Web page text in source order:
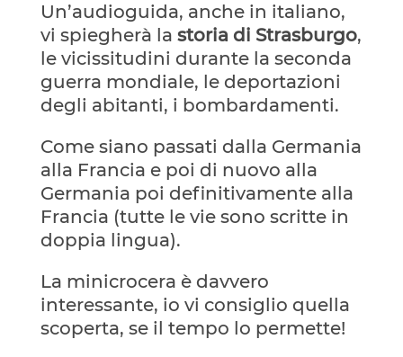
Un’audioguida, anche in italiano,
vi spiegherà la storia di Strasburgo,
le vicissitudini durante la seconda
guerra mondiale, le deportazioni
degli abitanti, i bombardamenti.
Come siano passati dalla Germania
alla Francia e poi di nuovo alla
Germania poi definitivamente alla
Francia (tutte le vie sono scritte in
doppia lingua).
La minicrocera è davvero
interessante, io vi consiglio quella
scoperta, se il tempo lo permette!